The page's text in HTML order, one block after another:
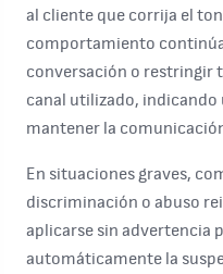
al cliente que corrija el
comportamiento
conversación o restringir
canal utilizado,
mantener la
En situaciones graves,
discriminación o abuso
aplicarse sin advertencia
automáticamente la